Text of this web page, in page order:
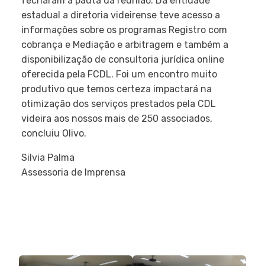
estadual a diretoria videirense teve acesso a
informações sobre os programas Registro com
cobrança e Mediação e arbitragem e também a
disponibilização de consultoria jurídica online
oferecida pela FCDL. Foi um encontro muito
produtivo que temos certeza impactará na
otimização dos serviços prestados pela CDL
videira aos nossos mais de 250 associados,
concluiu Olivo.
Silvia Palma
Assessoria de Imprensa